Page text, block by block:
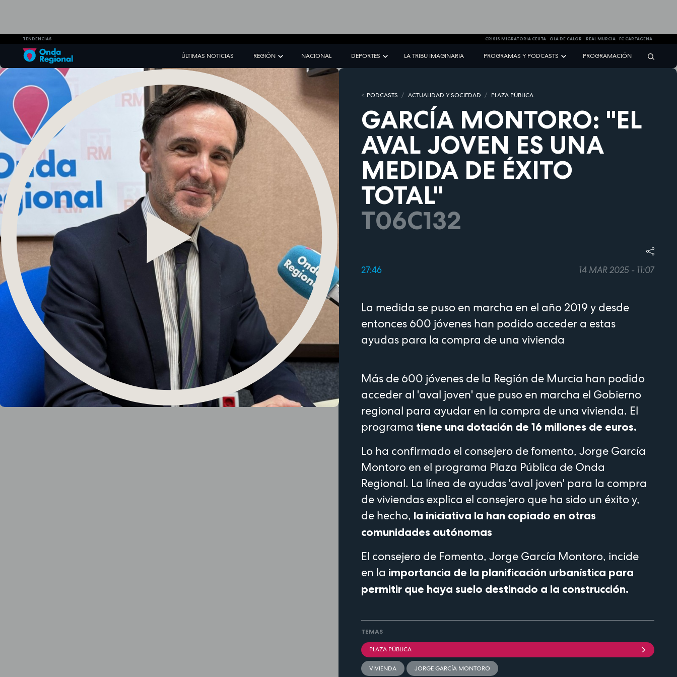
TENDENCIAS CRISIS MIGRATORIA CEUTA OLA DE CALOR REAL MURCIA FC CARTAGENA
ÚLTIMAS NOTICIAS REGIÓN NACIONAL DEPORTES LA TRIBU IMAGINARIA PROGRAMAS Y PODCASTS PROGRAMACIÓN
PODCASTS ACTUALIDAD Y SOCIEDAD PLAZA PÚBLICA
GARCÍA MONTORO: "EL
AVAL JOVEN ES UNA
MEDIDA DE ÉXITO
TOTAL"
T06C132
27:46 14 MAR 2025 - 11:07
La medida se puso en marcha en el año 2019 y desde
entonces 600 jóvenes han podido acceder a estas
ayudas para la compra de una vivienda
Más de 600 jóvenes de la Región de Murcia han podido
acceder al 'aval joven' que puso en marcha el Gobierno
regional para ayudar en la compra de una vivienda. El
programa tiene una dotación de 16 millones de euros.
Lo ha confirmado el consejero de fomento, Jorge García
Montoro en el programa Plaza Pública de Onda
Regional. La línea de ayudas 'aval joven' para la compra
de viviendas explica el consejero que ha sido un éxito y,
de hecho, la iniciativa la han copiado en otras
comunidades autónomas
El consejero de Fomento, Jorge García Montoro, incide
en la importancia de la planificación urbanística para
permitir que haya suelo destinado a la construcción.
TEMAS
PLAZA PÚBLICA
VIVIENDA JORGE GARCÍA MONTORO